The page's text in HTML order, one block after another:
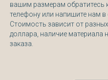
вашим размерам обратитесь
телефону или напишите нам в
Стоимость зависит от
доллара, наличие материала
заказа.